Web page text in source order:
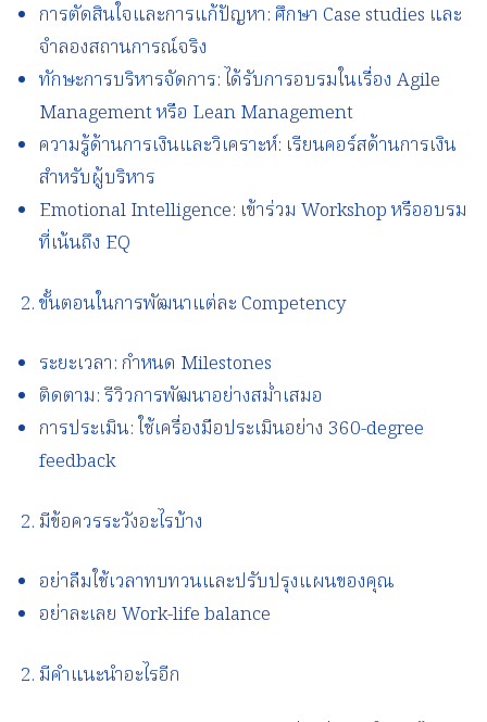
การตัดสินใจและการแก้ปัญหา: ศึกษา Case studies และ
จำลองสถานการณ์จริง
ทักษะการบริหารจัดการ: ได้รับการอบรมในเรื่อง Agile
Management หรือ Lean Management
ความรู้ด้านการเงินและวิเคราะห์: เรียนคอร์สด้านการเงิน
สำหรับผู้บริหาร
Emotional Intelligence: เข้าร่วม Workshop หรืออบรม
ที่เน้นถึง EQ
ขั้นตอนในการพัฒนาแต่ละ Competency
ระยะเวลา: กำหนด Milestones
ติดตาม: รีวิวการพัฒนาอย่างสม่ำเสมอ
การประเมิน: ใช้เครื่องมือประเมินอย่าง 360-degree
feedback
มีข้อควรระวังอะไรบ้าง
อย่าลืมใช้เวลาทบทวนและปรับปรุงแผนของคุณ
อย่าละเลย Work-life balance
มีคำแนะนำอะไรอีก